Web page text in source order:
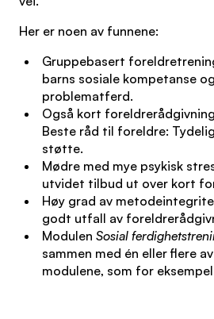
Her er noen av funnene:
Gruppebasert
barns sosiale kompetanse
problematferd.
Også kort
Beste råd til foreldre:
støtte.
Mødre med mye psykisk
utvidet tilbud ut over kort
Høy grad av
godt utfall av
Modulen Sosial
sammen med én eller flere
modulene, som for eksempel